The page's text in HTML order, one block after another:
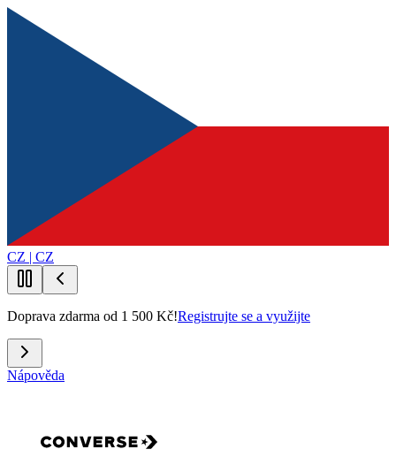
CZ | CZ
Doprava zdarma od 1 500 Kč!Registrujte se a využijte
Nápověda